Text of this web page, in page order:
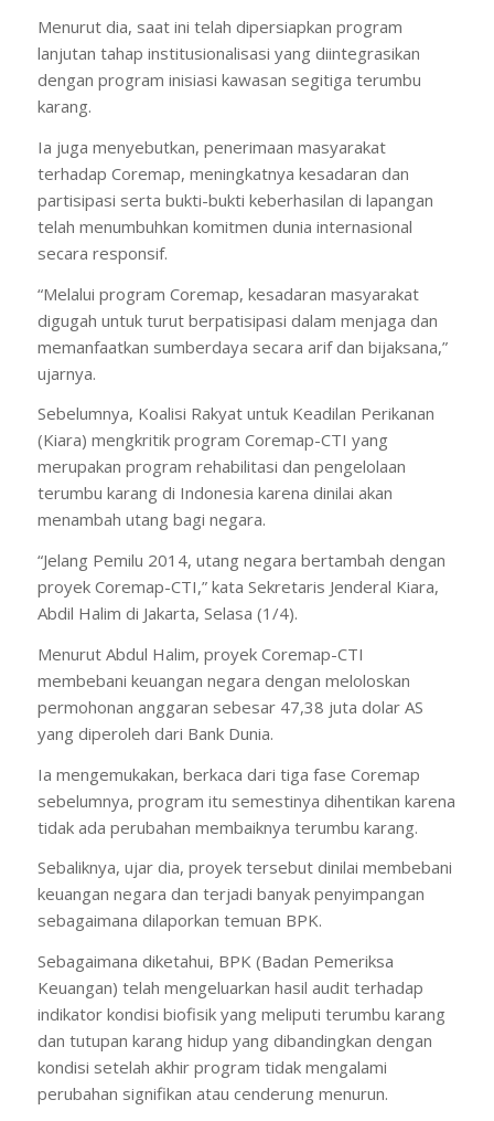
Menurut dia, saat ini telah dipersiapkan program
lanjutan tahap institusionalisasi yang diintegrasikan
dengan program inisiasi kawasan segitiga terumbu
karang.
Ia juga menyebutkan, penerimaan masyarakat
terhadap Coremap, meningkatnya kesadaran dan
partisipasi serta bukti-bukti keberhasilan di lapangan
telah menumbuhkan komitmen dunia internasional
secara responsif.
“Melalui program Coremap, kesadaran masyarakat
digugah untuk turut berpatisipasi dalam menjaga dan
memanfaatkan sumberdaya secara arif dan bijaksana,”
ujarnya.
Sebelumnya, Koalisi Rakyat untuk Keadilan Perikanan
(Kiara) mengkritik program Coremap-CTI yang
merupakan program rehabilitasi dan pengelolaan
terumbu karang di Indonesia karena dinilai akan
menambah utang bagi negara.
“Jelang Pemilu 2014, utang negara bertambah dengan
proyek Coremap-CTI,” kata Sekretaris Jenderal Kiara,
Abdil Halim di Jakarta, Selasa (1/4).
Menurut Abdul Halim, proyek Coremap-CTI
membebani keuangan negara dengan meloloskan
permohonan anggaran sebesar 47,38 juta dolar AS
yang diperoleh dari Bank Dunia.
Ia mengemukakan, berkaca dari tiga fase Coremap
sebelumnya, program itu semestinya dihentikan karena
tidak ada perubahan membaiknya terumbu karang.
Sebaliknya, ujar dia, proyek tersebut dinilai membebani
keuangan negara dan terjadi banyak penyimpangan
sebagaimana dilaporkan temuan BPK.
Sebagaimana diketahui, BPK (Badan Pemeriksa
Keuangan) telah mengeluarkan hasil audit terhadap
indikator kondisi biofisik yang meliputi terumbu karang
dan tutupan karang hidup yang dibandingkan dengan
kondisi setelah akhir program tidak mengalami
perubahan signifikan atau cenderung menurun.